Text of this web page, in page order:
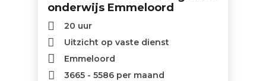
onderwijs Emmeloord
20 uur
Uitzicht op vaste dienst
Emmeloord
3665 - 5586 per maand